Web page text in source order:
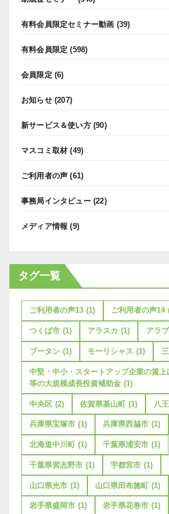
有料会員限定セミナー動画 (39)
有料会員限定 (598)
会員限定 (6)
お知らせ(207)
新サービス＆使い方(90)
マスコミ取材 (49)
ご利用者の声 (61)
事務局インタビュー(22)
メディア情報 (9)
タグ一覧
ご利用者の声13 (1) ご利用者の声14
つくば市 (1) アラスカ (1) アラ
ブータン (1) モーリシャス (1)
中堅・中小・スタートアップ企業の賃
等の大規模成長投資補助金 (1)
中央区 (2) 佐賀県基山町 (1) 八
兵庫県宝塚市 (1) 兵庫県西脇市 (1)
北海道中川町 (1) 千葉県浦安市 (1)
千葉県習志野市 (1) 宇都宮市 (1)
山口県光市 (1) 山口県田布施町 (1)
岩手県盛岡市 (1) 岩手県花巻市 (1)